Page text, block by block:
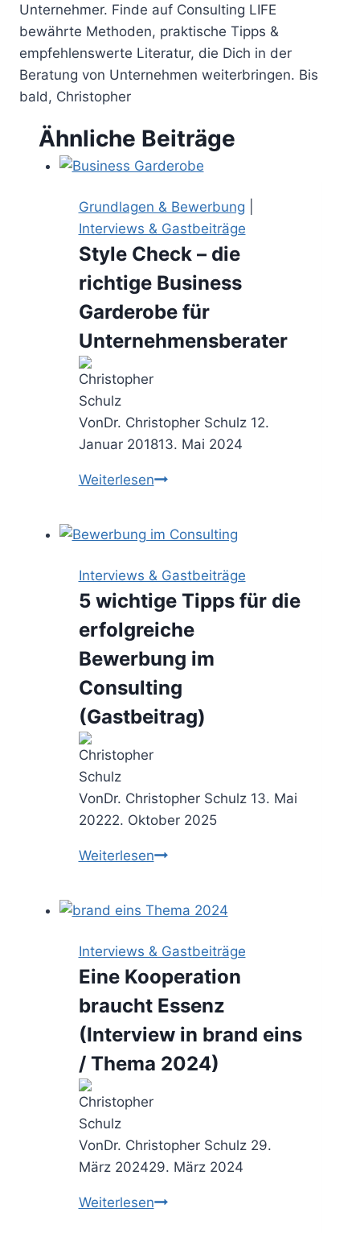
Unternehmer. Finde auf Consulting LIFE
bewährte Methoden, praktische Tipps &
empfehlenswerte Literatur, die Dich in der
Beratung von Unternehmen weiterbringen. Bis
bald, Christopher
Ähnliche Beiträge
Grundlagen & Bewerbung
Interviews & Gastbeiträge
Style Check – die
richtige Business
Garderobe für
Unternehmensberater
VonDr. Christopher Schulz 12.
Januar 201813. Mai 2024
WeiterlesenStyle
die
Business
Garderobe
für
Unternehmensberater
Interviews & Gastbeiträge
5 wichtige Tipps für die
erfolgreiche
Bewerbung im
Consulting
(Gastbeitrag)
VonDr. Christopher Schulz 13. Mai
20222. Oktober 2025
Weiterlesen5
für
erfolgreiche
Bewerbung
im
Consulting
Interviews & Gastbeiträge
Eine Kooperation
braucht Essenz
(Interview in brand eins
/ Thema 2024)
VonDr. Christopher Schulz 29.
März 202429. März 2024
WeiterlesenEine